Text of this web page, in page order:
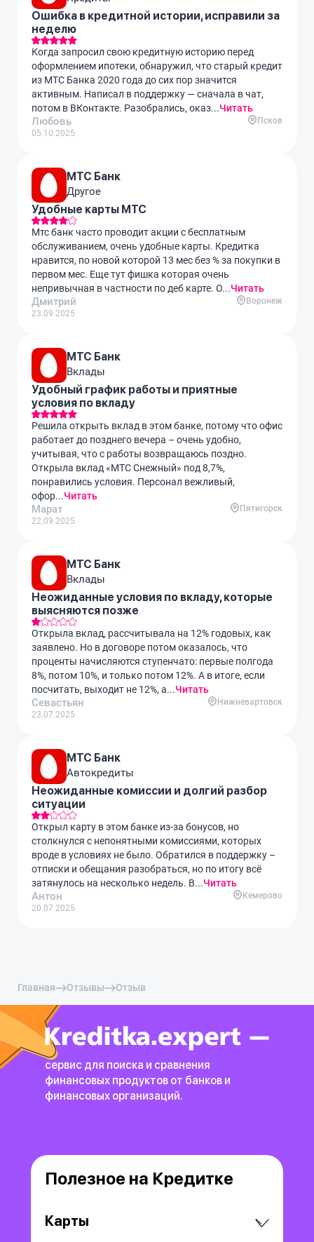
Ошибка в кредитной истории, исправили за
неделю
Когда запросил свою кредитную историю перед
оформлением ипотеки, обнаружил, что старый кредит
из МТС Банка 2020 года до сих пор значится
активным. Написал в поддержку — сначала в чат,
потом в ВКонтакте. Разобрались, оказ...Читать
Любовь
05.10.2025
Псков
МТС Банк
Другое
Удобные карты МТС
Мтс банк часто проводит акции с бесплатным
обслуживанием, очень удобные карты. Кредитка
нравится, по новой которой 13 мес без % за покупки в
первом мес. Еще тут фишка которая очень
непривычная в частности по деб карте. О...Читать
Дмитрий
23.09.2025
Воронеж
МТС Банк
Вклады
Удобный график работы и приятные
условия по вкладу
Решила открыть вклад в этом банке, потому что офис
работает до позднего вечера – очень удобно,
учитывая, что с работы возвращаюсь поздно.
Открыла вклад «МТС Снежный» под 8,7%,
понравились условия. Персонал вежливый,
офор...Читать
Марат
22.09.2025
Пятигорск
МТС Банк
Вклады
Неожиданные условия по вкладу, которые
выясняются позже
Открыла вклад, рассчитывала на 12% годовых, как
заявлено. Но в договоре потом оказалось, что
проценты начисляются ступенчато: первые полгода
8%, потом 10%, и только потом 12%. А в итоге, если
посчитать, выходит не 12%, а...Читать
Севастьян
23.07.2025
Нижневартовск
МТС Банк
Автокредиты
Неожиданные комиссии и долгий разбор
ситуации
Открыл карту в этом банке из-за бонусов, но
столкнулся с непонятными комиссиями, которых
вроде в условиях не было. Обратился в поддержку –
отписки и обещания разобраться, но по итогу всё
затянулось на несколько недель. В...Читать
Антон
20.07.2025
Кемерово
Главная Отзывы Отзыв
сервис для поиска и сравнения
финансовых продуктов от банков и
финансовых организаций.
Полезное на Кредитке
Карты